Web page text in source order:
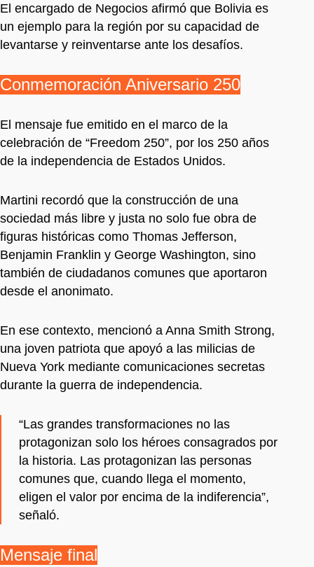
El encargado de Negocios afirmó que Bolivia es
un ejemplo para la región por su capacidad de
levantarse y reinventarse ante los desafíos.
Conmemoración Aniversario 250
El mensaje fue emitido en el marco de la
celebración de “Freedom 250”, por los 250 años
de la independencia de Estados Unidos.
Martini recordó que la construcción de una
sociedad más libre y justa no solo fue obra de
figuras históricas como Thomas Jefferson,
Benjamin Franklin y George Washington, sino
también de ciudadanos comunes que aportaron
desde el anonimato.
En ese contexto, mencionó a Anna Smith Strong,
una joven patriota que apoyó a las milicias de
Nueva York mediante comunicaciones secretas
durante la guerra de independencia.
“Las grandes transformaciones no las
protagonizan solo los héroes consagrados por
la historia. Las protagonizan las personas
comunes que, cuando llega el momento,
eligen el valor por encima de la indiferencia”,
señaló.
Mensaje final